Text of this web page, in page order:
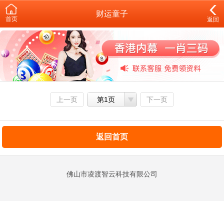
首页
财运童子
返回
上一页 第1页 下一页
返回首页
佛山市凌渡智云科技有限公司